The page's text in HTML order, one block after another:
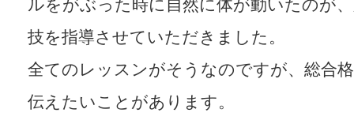
ルをがぶった時に自然に体が動いたのが
技を指導させていただきました。
全てのレッスンがそうなのですが、総合
伝えたいことがあります。